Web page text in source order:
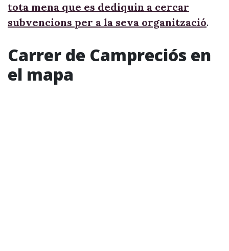
tota mena que es dediquin a cercar
subvencions per a la seva organització.
Carrer de Campreciós en
el mapa